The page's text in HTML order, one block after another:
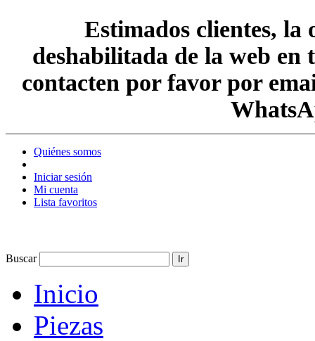
Estimados clientes, la
deshabilitada de la web en
contacten por favor por
Quiénes somos
Iniciar sesión
Mi cuenta
Lista favoritos
Buscar Ir
Inicio
Piezas